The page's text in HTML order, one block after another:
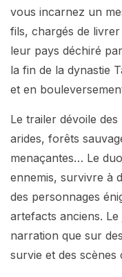
vous incarnez un
fils, chargés de
leur pays déchiré
la fin de la dynastie
et en
Le trailer dévoile des
arides, forêts
menaçantes… Le
ennemis, survivre à
des personnages
artefacts anciens.
narration que sur
survie et des scènes